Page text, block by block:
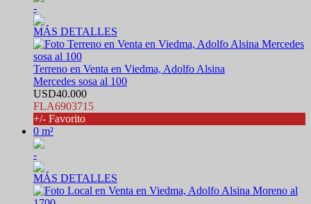
-
MÁS DETALLES
Terreno en Venta en Viedma, Adolfo Alsina
Mercedes sosa al 100
USD40.000
FLA6903715
+/- Favorito
0 m²
-
MÁS DETALLES